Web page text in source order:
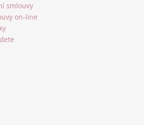
smlouvy
on-line